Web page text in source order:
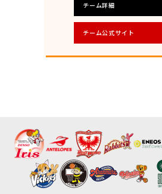
チーム詳細
チーム公式サイト